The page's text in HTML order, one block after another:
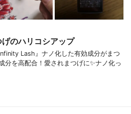
のハリコシアップ
Lash』ナノ化した有効成分がまつ
分を高配合！愛されまつげに✨ナノ化っ